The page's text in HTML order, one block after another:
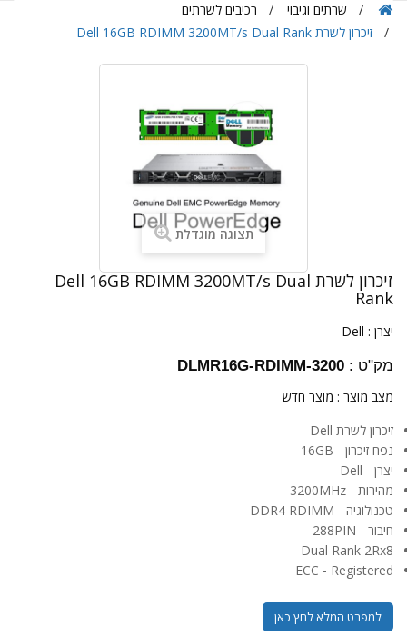
שרתים וגיבוי
רכיבים לשרתים
זיכרון לשרת Dell 16GB RDIMM 3200MT/s Dual Rank
תצוגה מוגדלת
זיכרון לשרת Dell 16GB RDIMM 3200MT/s Dual
Rank
יצרן : Dell
מק"ט : DLMR16G-RDIMM-3200
מצב מוצר : מוצר חדש
זיכרון לשרת Dell
נפח זיכרון - 16GB
יצרן - Dell
מהירות - 3200MHz
טכנולוגיה - DDR4 RDIMM
חיבור - 288PIN
Dual Rank 2Rx8
ECC - Registered
למפרט המלא לחץ כאן